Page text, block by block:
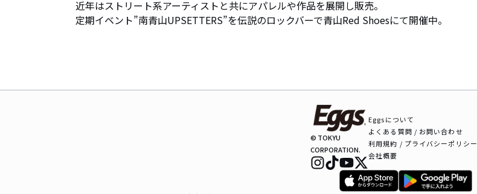
近年はストリート系アーティストと共にアパレルや作品を展開し販売。
定期イベント”南青山UPSETTERS”を伝説のロックバーで青山Red Shoesにて開催中。
© TOKYU
CORPORATION.
Eggsについて
よくある質問 / お問い合わせ
利用規約 / プライバシーポリシー
会社概要